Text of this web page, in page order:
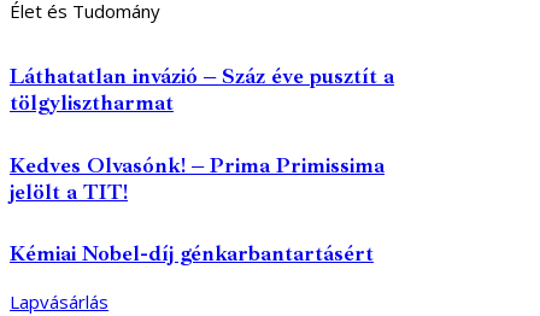
Élet és Tudomány
Láthatatlan invázió – Száz éve pusztít a
tölgylisztharmat
Kedves Olvasónk! – Prima Primissima
jelölt a TIT!
Kémiai Nobel-díj génkarbantartásért
Lapvásárlás